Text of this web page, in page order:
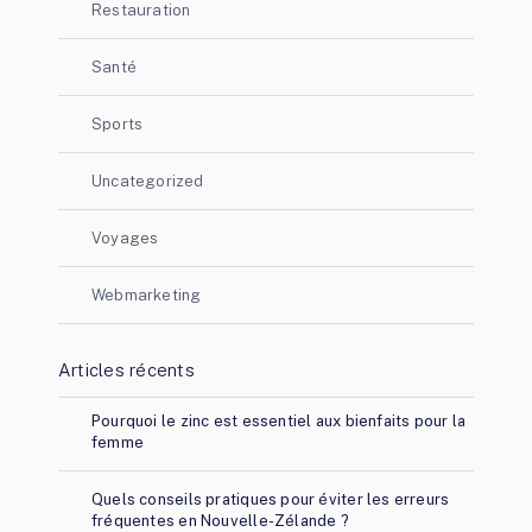
Restauration
Santé
Sports
Uncategorized
Voyages
Webmarketing
Articles récents
Pourquoi le zinc est essentiel aux bienfaits pour la
femme
Quels conseils pratiques pour éviter les erreurs
fréquentes en Nouvelle-Zélande ?